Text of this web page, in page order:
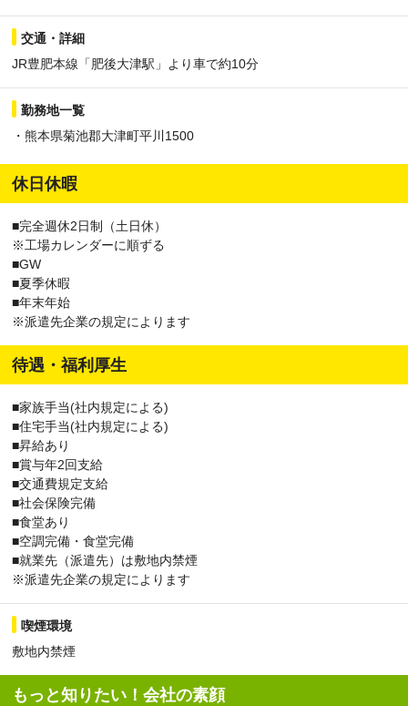
交通・詳細
JR豊肥本線「肥後大津駅」より車で約10分
勤務地一覧
・熊本県菊池郡大津町平川1500
休日休暇
■完全週休2日制（土日休）
※工場カレンダーに順ずる
■GW
■夏季休暇
■年末年始
※派遣先企業の規定によります
待遇・福利厚生
■家族手当(社内規定による)
■住宅手当(社内規定による)
■昇給あり
■賞与年2回支給
■交通費規定支給
■社会保険完備
■食堂あり
■空調完備・食堂完備
■就業先（派遣先）は敷地内禁煙
※派遣先企業の規定によります
喫煙環境
敷地内禁煙
もっと知りたい！会社の素顔